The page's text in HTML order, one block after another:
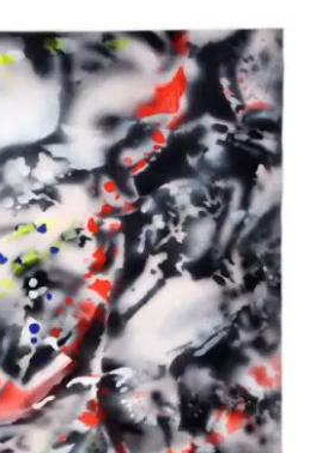
Le Boul’ch – Guerre